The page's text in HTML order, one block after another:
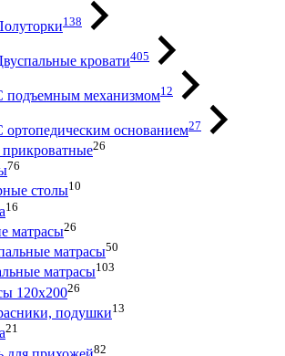
138
кровати405
подъемным механизмом12
ортопедическим основанием27
26
76
столы10
16
матрасы26
матрасы50
матрасы103
120х20026
подушки13
21
82